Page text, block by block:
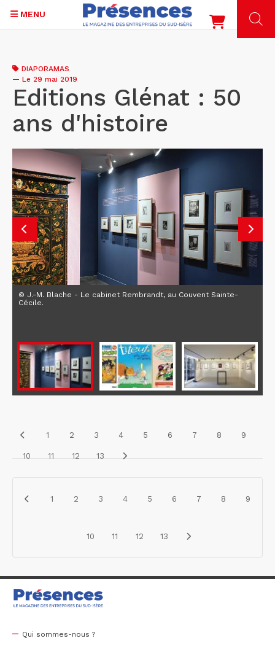
contenu
principal
MENU
DIAPORAMAS
— Le 29 mai 2019
Editions Glénat : 50
ans d'histoire
© J.-M. Blache - Le cabinet Rembrandt, au Couvent Sainte-
Cécile.
1 2 3 4 5 6 7 8 9
10 11 12 13
1 2 3 4 5 6 7 8 9
10 11 12 13
Qui sommes-nous ?